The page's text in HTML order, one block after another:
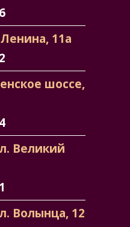
11а
шоссе,
Великий
Волынца, 12